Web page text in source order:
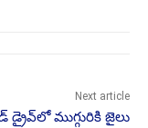
Next article
డ్రైవ్‌లో ముగ్గురికి జైలు